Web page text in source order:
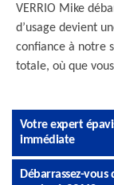
VERRIO Mike
d’usage devient
confiance à notre
totale, où que
Votre expert
immédiate
Débarrassez-